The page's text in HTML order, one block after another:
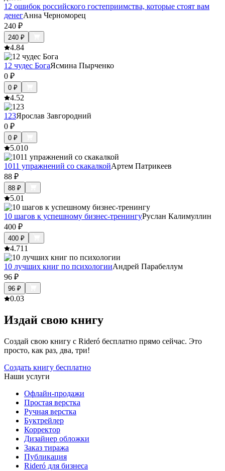
12 ошибок российского гостеприимства, которые стоят вам
денегАнна Черноморец
240 ₽
240 ₽
4.84
12 чудес БогаЯсмина Пырченко
0 ₽
0 ₽
4.52
123Ярослав Завгородний
0 ₽
0 ₽
5.010
1011 упражнений со скакалкойАртем Патрикеев
88 ₽
88 ₽
5.01
10 шагов к успешному бизнес-тренингуРуслан Калимуллин
400 ₽
400 ₽
4.711
10 лучших книг по психологииАндрей Парабеллум
96 ₽
96 ₽
0.03
Издай свою книгу
Создай свою книгу с Rideró бесплатно прямо сейчас. Это
просто, как раз, два, три!
Создать книгу бесплатно
Наши услуги
Офлайн-продажи
Простая верстка
Ручная верстка
Буктрейлер
Корректор
Дизайнер обложки
Заказ тиража
Публикация
Rideró для бизнеса